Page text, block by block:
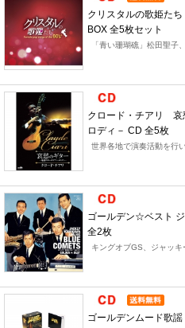
クリスタルの歌姫た
BOX 全5枚セット
「青い珊瑚礁」松田聖子
クロード・チアリ 哀
ロディ－ CD 全5枚
世界各地で演奏活動を行
ゴールデン☆ベスト
全2枚
キングオブGS、ジャッキ
ゴールデンムード歌